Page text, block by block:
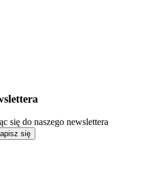
się do naszego newslettera
się